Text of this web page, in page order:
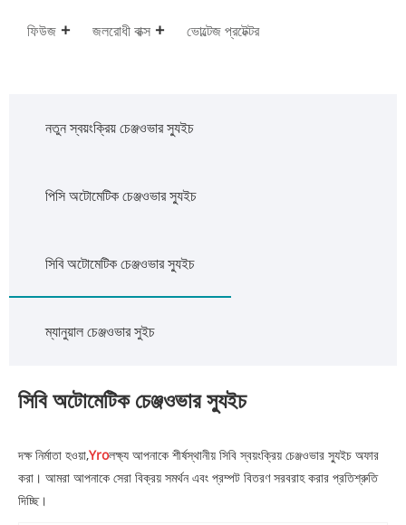
ফিউজ জলরোধী বাক্স ভোল্টেজ প্রটেক্টর
নতুন স্বয়ংক্রিয় চেঞ্জওভার স্যুইচ
পিসি অটোমেটিক চেঞ্জওভার স্যুইচ
সিবি অটোমেটিক চেঞ্জওভার স্যুইচ
ম্যানুয়াল চেঞ্জওভার সুইচ
সিবি অটোমেটিক চেঞ্জওভার স্যুইচ
দক্ষ নির্মাতা হওয়া,Yroলক্ষ্য আপনাকে শীর্ষস্থানীয় সিবি স্বয়ংক্রিয় চেঞ্জওভার স্যুইচ অফার
করা। আমরা আপনাকে সেরা বিক্রয় সমর্থন এবং প্রম্পট বিতরণ সরবরাহ করার প্রতিশ্রুতি
দিচ্ছি।